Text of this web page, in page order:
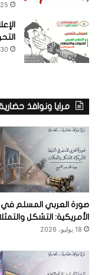
25 أكتوبر، 2016
30 أكتوبر، 2023
مرايا ونوافذ
صورة العربي المسلم في
الأمريكية: التشكل
18 يوليو، 2026